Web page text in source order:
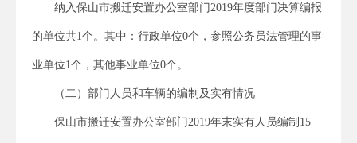
纳入保山市搬迁安置办公室部门2019年度部门决算编报
的单位共1个。其中：行政单位0个，参照公务员法管理的事
业单位1个，其他事业单位0个。
（二）部门人员和车辆的编制及实有情况
保山市搬迁安置办公室部门2019年末实有人员编制15